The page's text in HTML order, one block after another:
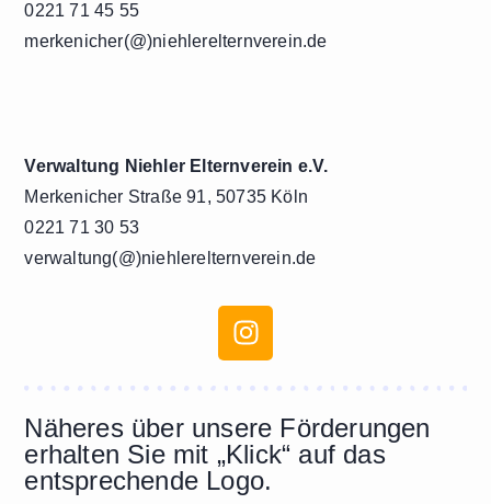
0221 71 45 55
merkenicher(@)niehlerelternverein.de
Verwaltung Niehler Elternverein e.V.
Merkenicher Straße 91, 50735 Köln
0221 71 30 53
verwaltung(@)niehlerelternverein.de
Näheres über unsere Förderungen
erhalten Sie mit „Klick“ auf das
entsprechende Logo.